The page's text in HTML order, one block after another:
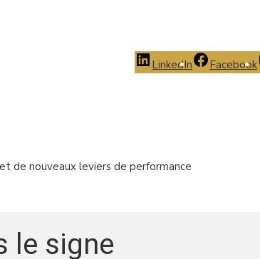
LinkedIn Facebook
de nouveaux leviers de performance
le signe